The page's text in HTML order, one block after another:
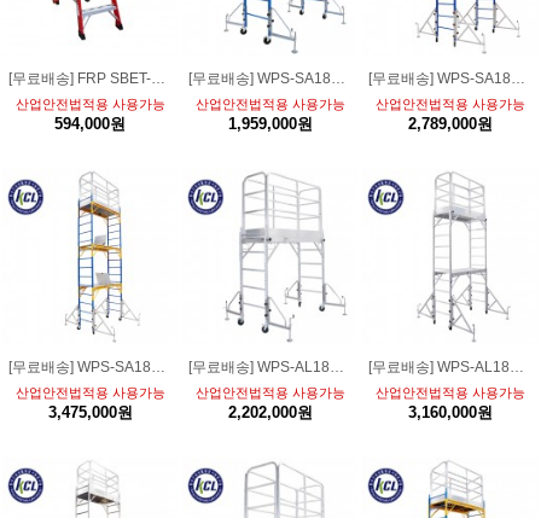
산업안전법적용 사용가능
594,000원
산업안전법적용 사용가능
1,959,000원
산업안전법적용 사용가능
2,789,000원
[무료배송] WPS-SA1800-3FS스틸 안전 이동형 3단 작업대[강화형 풀세트]
산업안전법적용 사용가능
3,475,000원
[무료배송] WPS-AL1800-1FS알루미늄 안전 이동형 1단작업대[강화형 풀세트]
산업안전법적용 사용가능
2,202,000원
[무료배송] WPS-AL1800-2FS알루미늄 안전 이동형 2단작업대[강화형 풀세트]
산업안전법적용 사용가능
3,160,000원